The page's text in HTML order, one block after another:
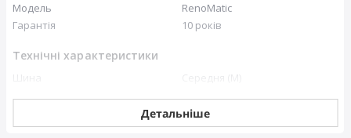
Товщиною 42 мм для високоефективної теплоізоляції,
стабільності та приємного безшумного руху.
Модель
RenoMatic
Гарантія
10 років
Технічні характеристики
Z напрямна
Детальніше